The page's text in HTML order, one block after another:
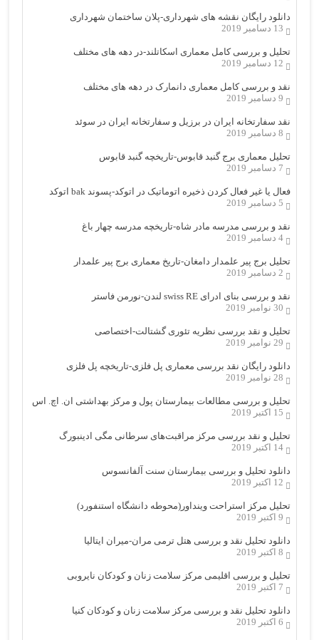
دانلود رایگان نقشه های شهرداری-پلان ساختمان شهرداری
13 دسامبر 2019
تحلیل و بررسی کامل معماری اسکاتلند-در دهه های مختلف
12 دسامبر 2019
نقد و بررسی کامل معماری دانمارک در دهه های مختلف
9 دسامبر 2019
نقد سفارتخانه ایران در برزیل و سفارتخانه ایران در سوئد
8 دسامبر 2019
تحلیل معماری برج گنبد قابوس-تاریخچه گنبد قابوس
7 دسامبر 2019
فعال یا غیر فعال کردن ذخیره اتوماتیک در اتوکد-پسوند bak اتوکد
5 دسامبر 2019
نقد و بررسی مدرسه مادر شاه-تاریخچه مدرسه چهار باغ
4 دسامبر 2019
تحلیل برج پیر علمدار دامغان-تاریخ معماری برج پیر علمدار
2 دسامبر 2019
نقد و بررسی بنای ادرای swiss RE لندن-نورمن فاستر
30 نوامبر 2019
تحلیل و نقد بررسی نظریه تئوری گشتالت-اختصاصی
29 نوامبر 2019
دانلود رایگان نقد بررسی معماری پل فلزی-تاریخچه پل فلزی
28 نوامبر 2019
تحلیل و بررسی مطالعات بیمارستان پول و مرکز بهداشتی ان. اچ. اس
15 اکتبر 2019
تحلیل و نقد بررسی مرکز مراقبت‌های سرطانی مگی ادینبورگ
14 اکتبر 2019
دانلود تحلیل و بررسی بیمارستان سنت آلفانسوس
12 اکتبر 2019
تحلیل مرکز استراحت وینداور(محوطه دانشگاه استنفورد)
9 اکتبر 2019
دانلود تحلیل نقد و بررسی هتل ترمی مران-میران ایتالیا
8 اکتبر 2019
تحلیل و بررسی اقلیمی مرکز سلامت زنان و کودکان نایروبی
7 اکتبر 2019
دانلود تحلیل نقد و بررسی مرکز سلامت زنان و کودکان کنیا
6 اکتبر 2019